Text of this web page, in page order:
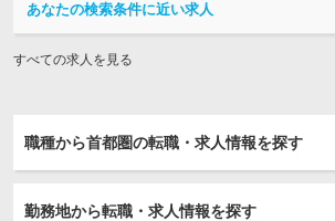
あなたの検索条件に近い求人
すべての求人を見る
職種から首都圏の転職・求人情報を探す
勤務地から転職・求人情報を探す